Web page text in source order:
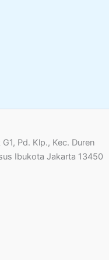
Pd. Klp., Kec. Duren
Ibukota Jakarta 13450